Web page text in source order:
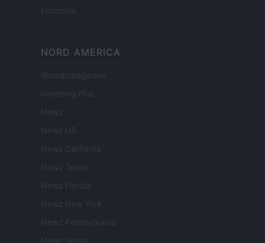
Encocina
NORD AMERICA
Womanmagazine
Investing Plus
Newz
Newz US
Newz California
Newz Texas
Newz Florida
Newz New York
Newz Pennsylvania
Newz Illinois